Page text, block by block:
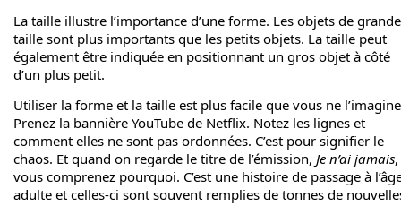
La taille illustre l’importance d’une forme. Les objets de grande
taille sont plus importants que les petits objets. La taille peut
également être indiquée en positionnant un gros objet à côté
d’un plus petit.
Utiliser la forme et la taille est plus facile que vous ne
Prenez la bannière YouTube de Netflix. Notez les lignes et
comment elles ne sont pas ordonnées. C’est pour signifier le
chaos. Et quand on regarde le titre de l’émission, Je n’ai jamais,
vous comprenez pourquoi. C’est une histoire de passage à
adulte et celles-ci sont souvent remplies de tonnes de